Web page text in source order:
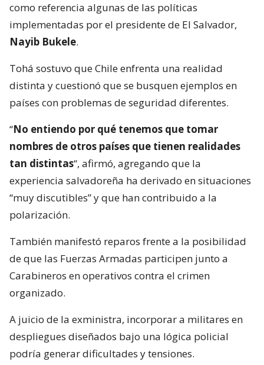
como referencia algunas de las políticas
implementadas por el presidente de El Salvador,
Nayib Bukele.
Tohá sostuvo que Chile enfrenta una realidad
distinta y cuestionó que se busquen ejemplos en
países con problemas de seguridad diferentes.
“No entiendo por qué tenemos que tomar
nombres de otros países que tienen realidades
tan distintas“, afirmó, agregando que la
experiencia salvadoreña ha derivado en situaciones
“muy discutibles” y que han contribuido a la
polarización.
También manifestó reparos frente a la posibilidad
de que las Fuerzas Armadas participen junto a
Carabineros en operativos contra el crimen
organizado.
A juicio de la exministra, incorporar a militares en
despliegues diseñados bajo una lógica policial
podría generar dificultades y tensiones.